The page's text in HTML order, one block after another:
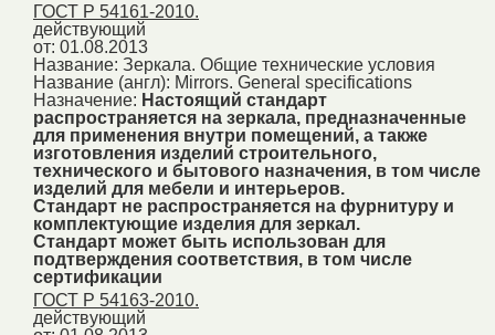
ГОСТ Р 54161-2010.
действующий
от: 01.08.2013
Название: Зеркала. Общие технические условия
Название (англ): Mirrors. General specifications
Назначение: Настоящий стандарт
распространяется на зеркала, предназначенные
для применения внутри помещений, а также
изготовления изделий строительного,
технического и бытового назначения, в том числе
изделий для мебели и интерьеров.
Стандарт не распространяется на фурнитуру и
комплектующие изделия для зеркал.
Стандарт может быть использован для
подтверждения соответствия, в том числе
сертификации
ГОСТ Р 54163-2010.
действующий